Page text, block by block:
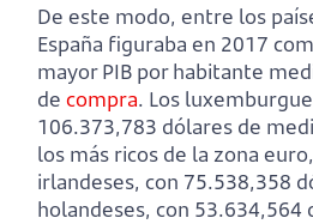
De este modo, entre los
España figuraba en 2017
mayor PIB por habitante
de compra. Los
106.373,783 dólares de
los más ricos de la zona
irlandeses, con 75.538,358
holandeses, con 53.634,564